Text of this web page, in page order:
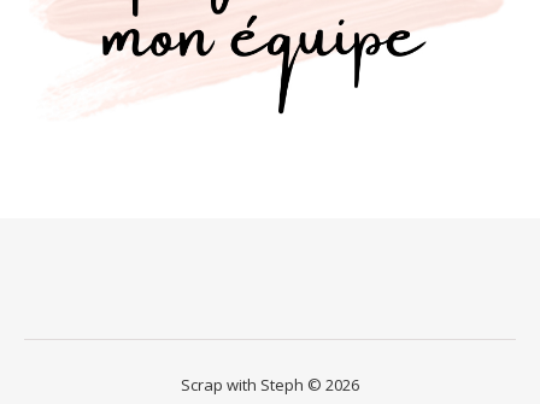
Scrap with Steph © 2026